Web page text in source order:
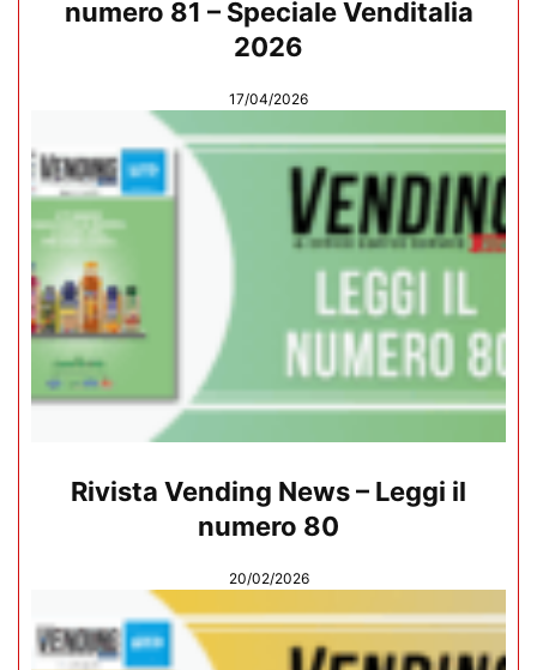
numero 81 – Speciale Venditalia
2026
17/04/2026
Rivista Vending News – Leggi il
numero 80
20/02/2026